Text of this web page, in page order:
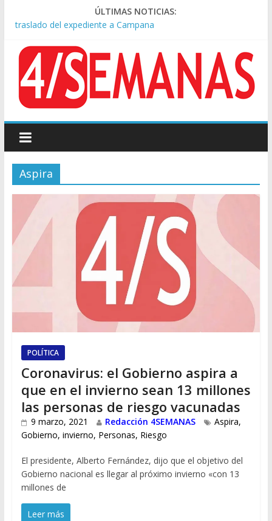
ÚLTIMAS NOTICIAS:
Causa AFA: el juez Amarante calificó de “ficción judicial” el
traslado del expediente a Campana
colectivo: siete heridos
Día de San Cayetano: masiva marcha a Plaza de Mayo de
sindicatos y organizaciones sociales
Pesar por la muerte de Leandro Rud, histórico representante
y conductor de TV
apuntó: “Vino un poco endiablada”
Aspira
POLÍTICA
Coronavirus: el Gobierno aspira a
que en el invierno sean 13 millones
las personas de riesgo vacunadas
9 marzo, 2021 Redacción 4SEMANAS Aspira,
Gobierno, invierno, Personas, Riesgo
El presidente, Alberto Fernández, dijo que el objetivo del
Gobierno nacional es llegar al próximo invierno «con 13
millones de
Leer más